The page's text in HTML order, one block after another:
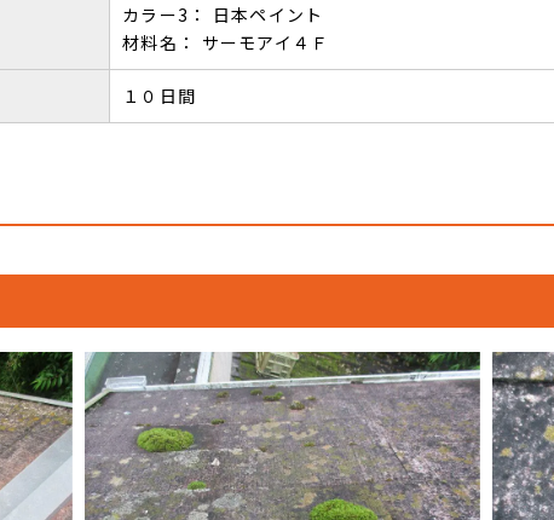
カラー3： 日本ペイント
材料名： サーモアイ４Ｆ
１０日間